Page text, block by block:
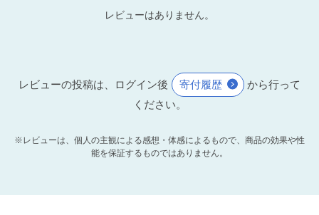
レビューはありません。
レビューの投稿は、ログイン後 寄付履歴
から行って
ください。
※レビューは、個人の主観による感想・体感によるもので、商品の効果や性
能を保証するものではありません。